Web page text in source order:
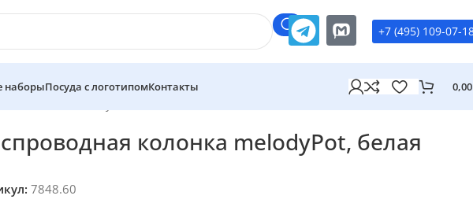
+7 (495) 109-07-
наборыПосуда с логотипомКонтакты
колонка melodyPot, белая
7848.60